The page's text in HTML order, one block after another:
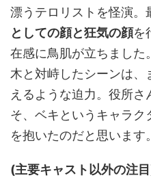
漂うテロリストを怪演。
としての顔と狂気の顔を
在感に鳥肌が立ちました
木と対峙したシーンは
えるような迫力。役所さ
そ、ベキというキャラ
を抱いたのだと思います。
(主要キャスト以外の注